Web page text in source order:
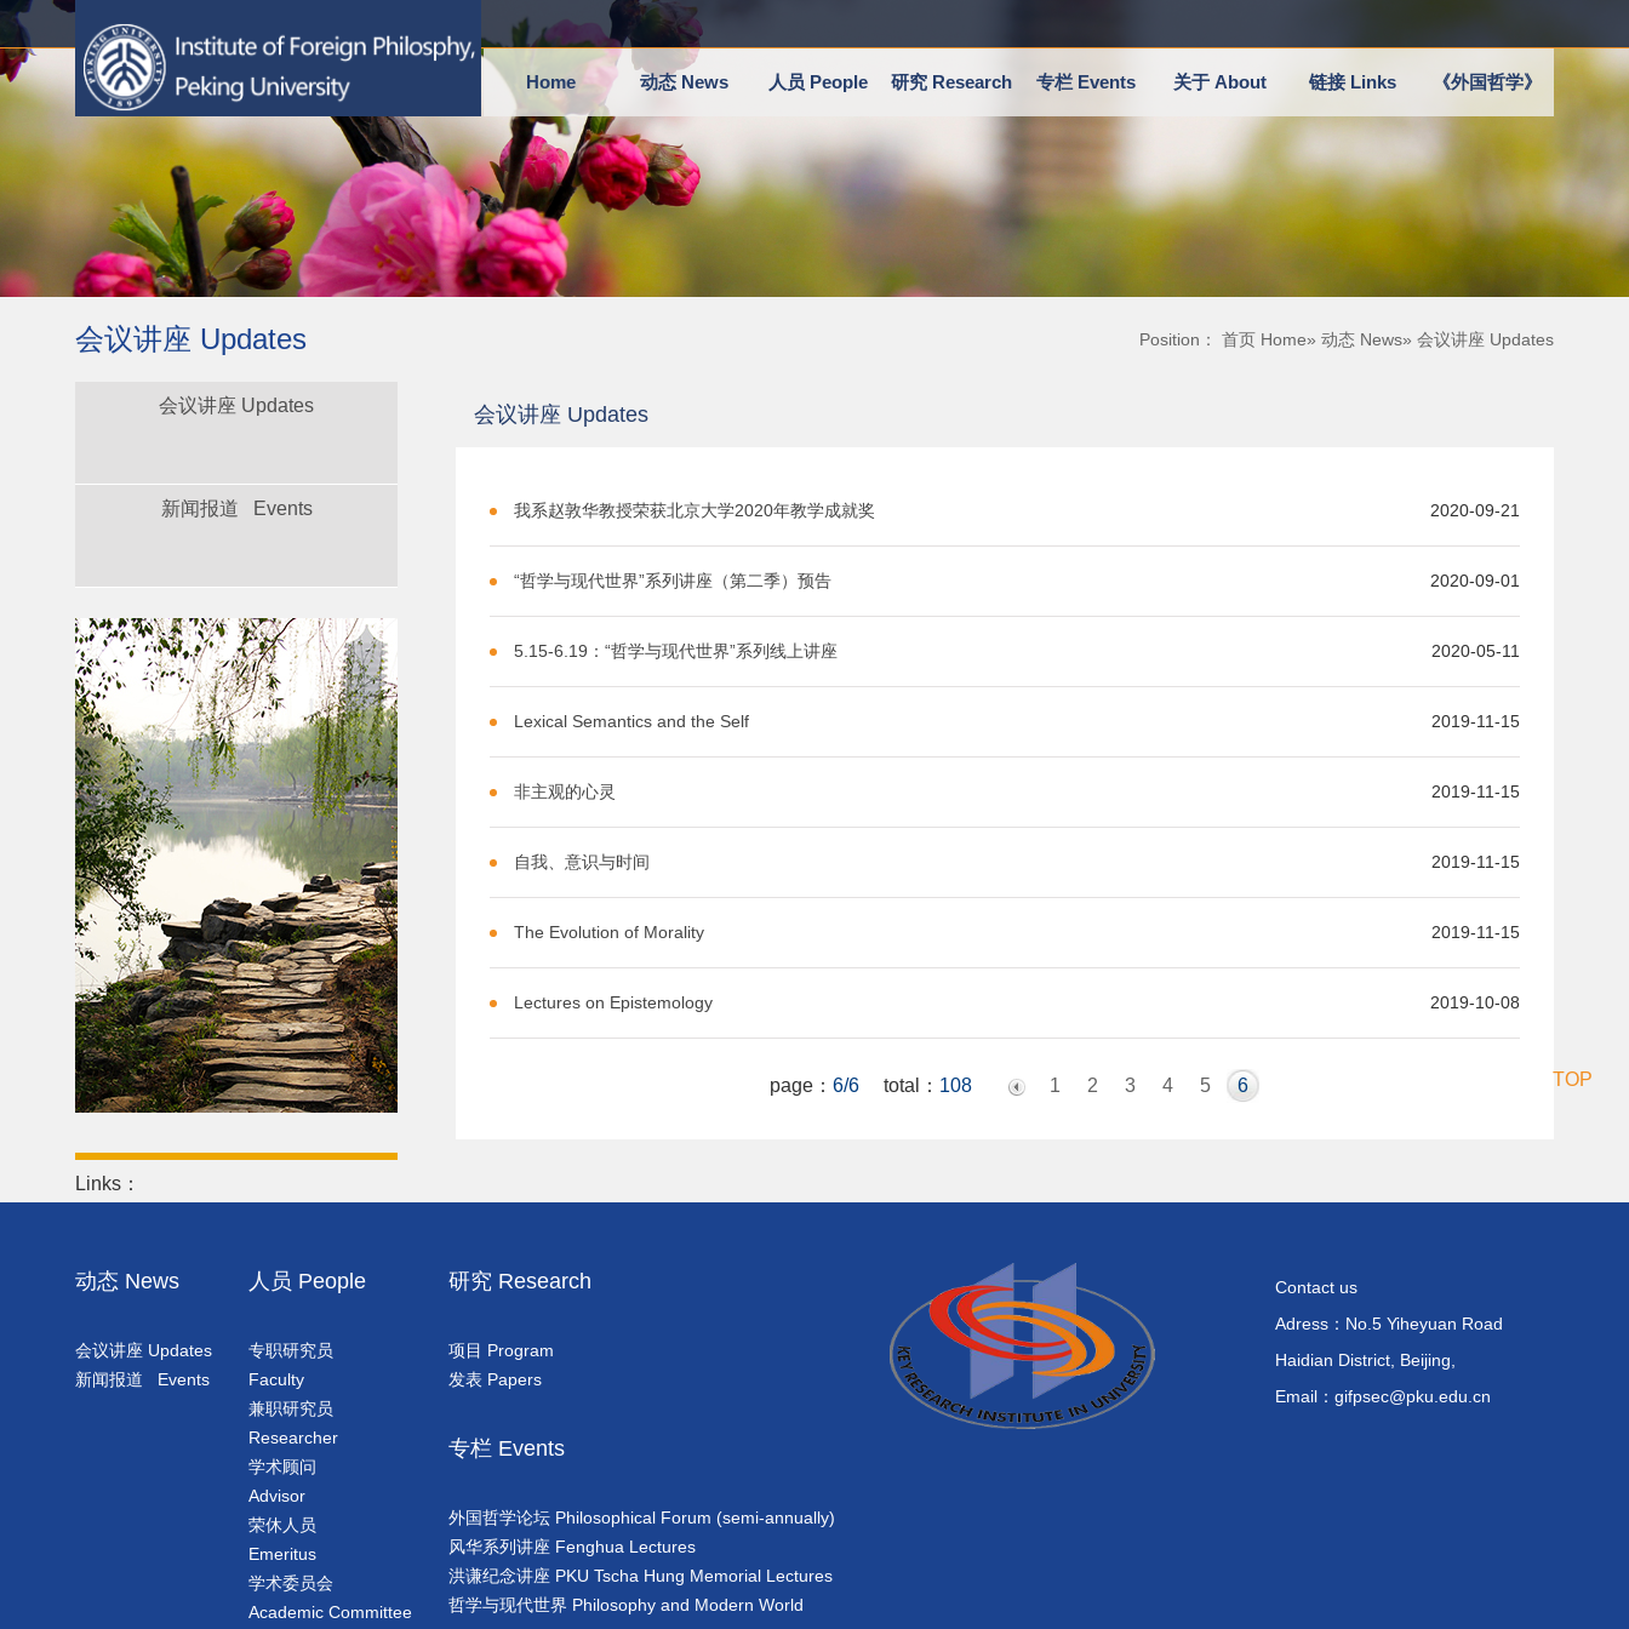
Home 动态 News 人员 People 研究 Research 专栏 Events 关于 About 链接 Links 《外国哲学》
会议讲座 Updates Position： 首页 Home» 动态 News» 会议讲座 Updates
会议讲座 Updates
新闻报道 Events
Links：
会议讲座 Updates
2020-09-21
我系赵敦华教授荣获北京大学2020年教学成就奖
2020-09-01
“哲学与现代世界”系列讲座（第二季）预告
2020-05-11
5.15-6.19：“哲学与现代世界”系列线上讲座
2019-11-15
Lexical Semantics and the Self
2019-11-15
非主观的心灵
2019-11-15
自我、意识与时间
2019-11-15
The Evolution of Morality
2019-10-08
Lectures on Epistemology
page： 6/6 total： 108 1 2 3 4 5 6
动态 News
会议讲座 Updates
新闻报道 Events
人员 People
专职研究员
Faculty
兼职研究员
Researcher
学术顾问
Advisor
荣休人员
Emeritus
学术委员会
Academic Committee
研究 Research
项目 Program
发表 Papers
专栏 Events
外国哲学论坛 Philosophical Forum (semi-annually)
风华系列讲座 Fenghua Lectures
洪谦纪念讲座 PKU Tscha Hung Memorial Lectures
哲学与现代世界 Philosophy and Modern World
Contact us
Adress：No.5 Yiheyuan Road
Haidian District, Beijing,
Email：gifpsec@pku.edu.cn
TOP